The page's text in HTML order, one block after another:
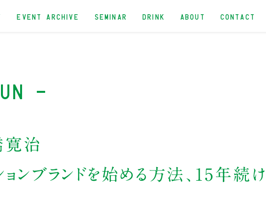
EVENT ARCHIVE SEMINAR DRINK ABOUT CONTACT
-
治
ションブランドを始める方法、15年続